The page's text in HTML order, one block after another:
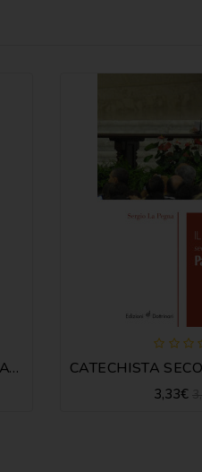
CELEBRAZIONI PER L'ANNO CATECHISTICO
3,33€